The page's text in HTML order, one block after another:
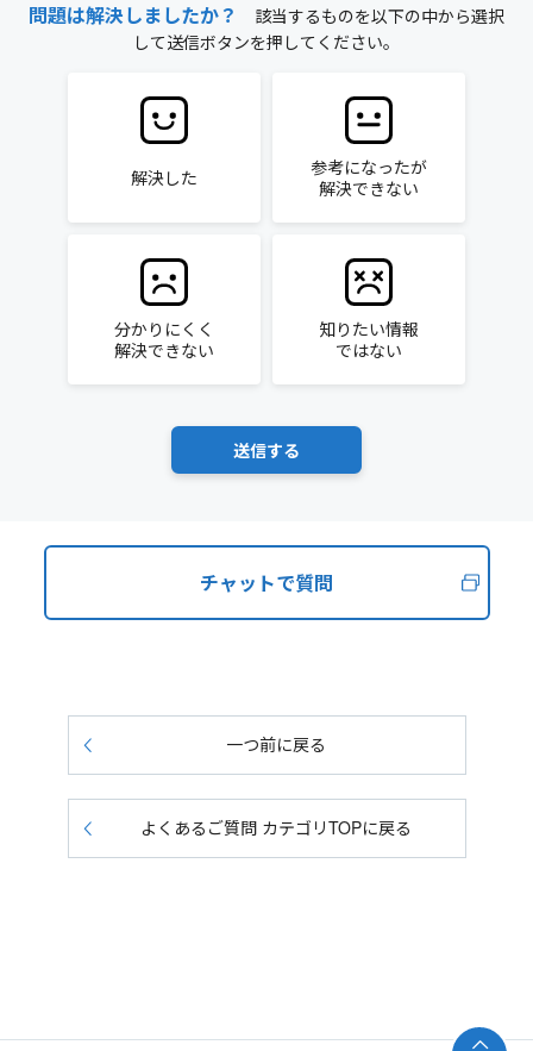
問題は解決しましたか？
該当するものを以下の中から選択
して送信ボタンを押してください。
解決した
参考になったが
解決できない
分かりにくく
解決できない
知りたい情報
ではない
チャットで質問
一つ前に戻る
よくあるご質問 カテゴリTOPに戻る